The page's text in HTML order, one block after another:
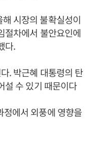
시장의 불확실성이
절차에서 불안요인에
다.
. 박근혜 대통령의 탄
설 수 있기 때문이다
정에서 외풍에 영향을